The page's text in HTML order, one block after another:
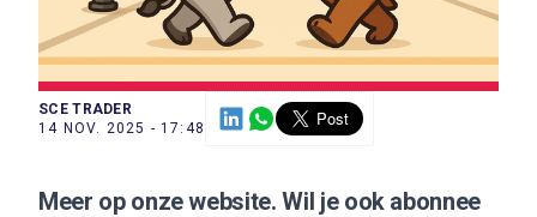
SCE TRADER
14 NOV. 2025 - 17:48
Meer op onze website. Wil je ook abonnee